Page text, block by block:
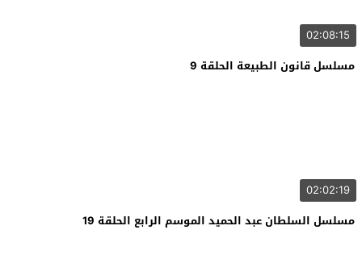
02:08:15
مسلسل قانون الطبيعة الحلقة 9
02:02:19
مسلسل السلطان عبد الحميد الموسم الرابع الحلقة 19